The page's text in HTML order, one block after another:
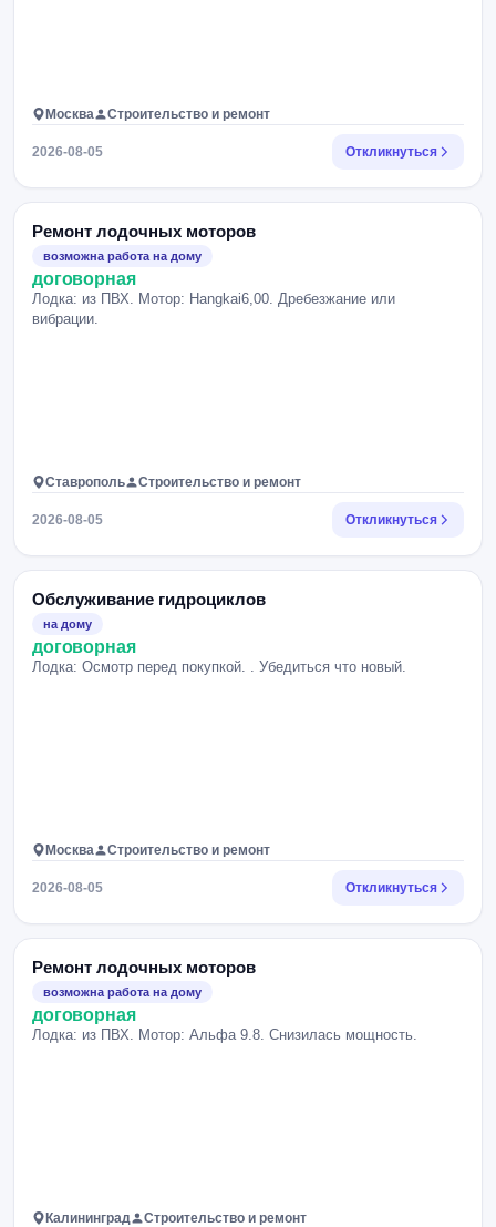
Москва Строительство и ремонт
2026-08-05 Откликнуться
Ремонт лодочных моторов
возможна работа на дому
договорная
Лодка: из ПВХ. Мотор: Hangkai6,00. Дребезжание или
вибрации.
Ставрополь Строительство и ремонт
2026-08-05 Откликнуться
Обслуживание гидроциклов
на дому
договорная
Лодка: Осмотр перед покупкой. . Убедиться что новый.
Москва Строительство и ремонт
2026-08-05 Откликнуться
Ремонт лодочных моторов
возможна работа на дому
договорная
Лодка: из ПВХ. Мотор: Альфа 9.8. Снизилась мощность.
Калининград Строительство и ремонт